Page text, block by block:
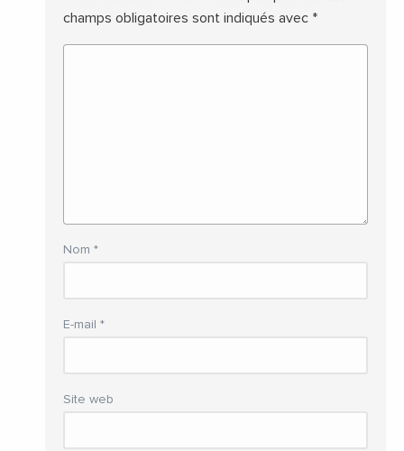
champs obligatoires sont indiqués avec *
Nom *
E-mail *
Site web